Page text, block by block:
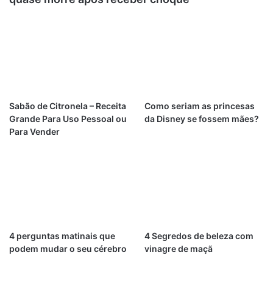
Sabão de Citronela – Receita
Grande Para Uso Pessoal ou
Para Vender
Como seriam as princesas
da Disney se fossem mães?
4 perguntas matinais que
podem mudar o seu cérebro
4 Segredos de beleza com
vinagre de maçã